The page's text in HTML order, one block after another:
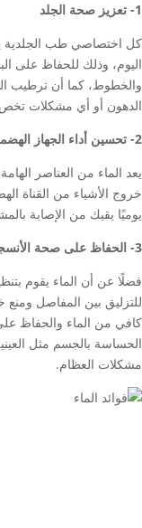
1- تعزيز صحة الجلد
كل اختصاصي طب الجلدية
اليوم، وذلك للحفاظ على
والخطوط، كما أن ترطيب
الدهون أو أي مشكلات
2- تحسين أداء الجهاز الهضمي
يعد الماء من العناصر
خروج الأشياء من القناة
يوميًا يقيك من الإصابة
3- الحفاظ على صحة الأنسجة والمفاصل
فضلًا عن أن الماء يقوم
للتزليق بين المفاصل
كافي من الماء والحفاظ
الحساسة بالجسم مثل
مشكلات العظام.